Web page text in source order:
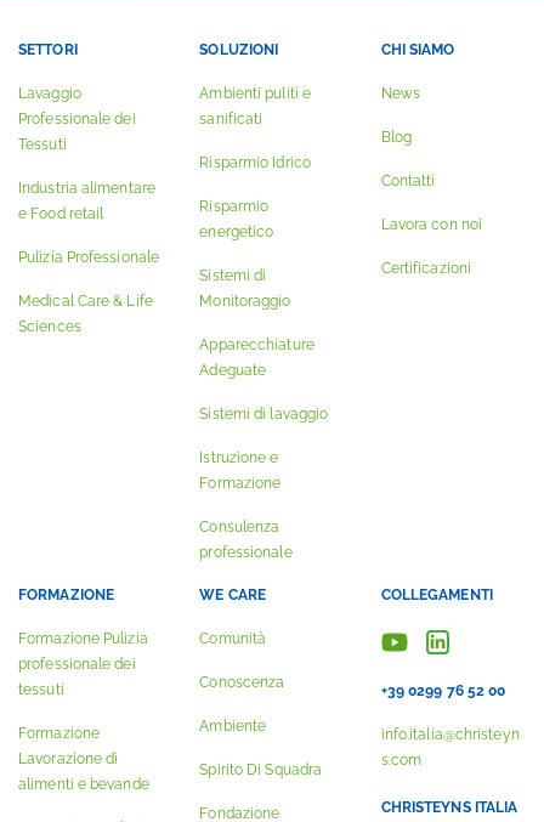
SETTORI
Lavaggio
Professionale dei
Tessuti
Industria alimentare
e Food retail
Pulizia Professionale
Medical Care & Life
Sciences
SOLUZIONI
Ambienti puliti e
sanificati
Risparmio Idrico
Risparmio
energetico
Sistemi di
Monitoraggio
Apparecchiature
Adeguate
Sistemi di lavaggio
Istruzione e
Formazione
Consulenza
professionale
CHI SIAMO
News
Blog
Contatti
Lavora con noi
Certificazioni
FORMAZIONE
Formazione Pulizia
professionale dei
tessuti
Formazione
Lavorazione di
alimenti e bevande
WE CARE
Comunità
Conoscenza
Ambiente
Spirito Di Squadra
Fondazione
COLLEGAMENTI
+39 0299 76 52 00
info.italia@christeyn
s.com
CHRISTEYNS ITALIA